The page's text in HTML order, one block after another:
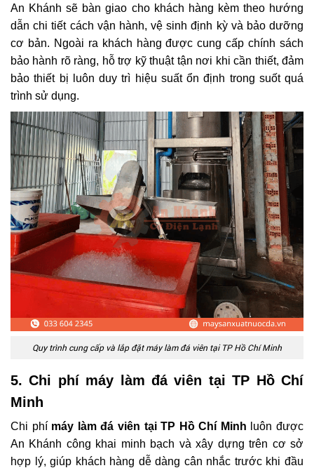
An Khánh sẽ bàn giao cho khách hàng kèm theo hướng
dẫn chi tiết cách vận hành, vệ sinh định kỳ và bảo dưỡng
cơ bản. Ngoài ra khách hàng được cung cấp chính sách
bảo hành rõ ràng, hỗ trợ kỹ thuật tận nơi khi cần thiết, đảm
bảo thiết bị luôn duy trì hiệu suất ổn định trong suốt quá
trình sử dụng.
Quy trình cung cấp và lắp đặt máy làm đá viên tại TP Hồ Chí Minh
5. Chi phí máy làm đá viên tại TP Hồ Chí
Minh
Chi phí máy làm đá viên tại TP Hồ Chí Minh
luôn được
An Khánh công khai minh bạch và xây dựng trên cơ sở
hợp lý, giúp khách hàng dễ dàng cân nhắc trước khi đầu